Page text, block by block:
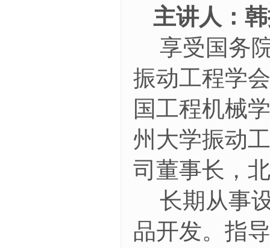
主讲人：
享受国务
振动工程学
国工程机械
州大学振动
司董事长，
长期从事
品开发。指